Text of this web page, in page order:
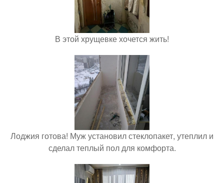
В этой хрущевке хочется жить!
Лоджия готова! Муж установил стеклопакет, утеплил и
сделал теплый пол для комфорта.